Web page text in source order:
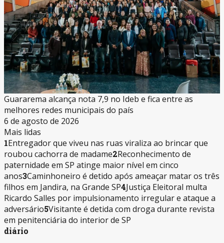
Guararema alcança nota 7,9 no Ideb e fica entre as
melhores redes municipais do país
6 de agosto de 2026
Mais lidas
1Entregador que viveu nas ruas viraliza ao brincar que
roubou cachorra de madame2Reconhecimento de
paternidade em SP atinge maior nível em cinco
anos3Caminhoneiro é detido após ameaçar matar os três
filhos em Jandira, na Grande SP4Justiça Eleitoral multa
Ricardo Salles por impulsionamento irregular e ataque a
adversário5Visitante é detida com droga durante revista
em penitenciária do interior de SP
diário